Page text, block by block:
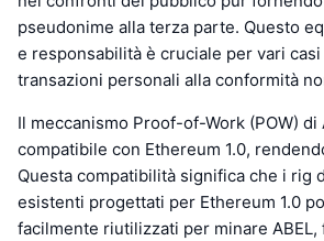
pseudonime alla terza parte. Questo
e responsabilità è cruciale per vari
transazioni personali alla conformità
Il meccanismo Proof-of-Work (POW) di
compatibile con Ethereum 1.0,
Questa compatibilità significa che i rig
esistenti progettati per Ethereum 1.0
facilmente riutilizzati per minare ABEL,